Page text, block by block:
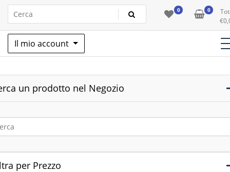
Max Power Integratori 0 0
€
Il mio account
un prodotto nel Negozio
per Prezzo